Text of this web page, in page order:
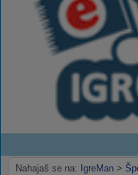
Nahajaš se na: IgreMan >